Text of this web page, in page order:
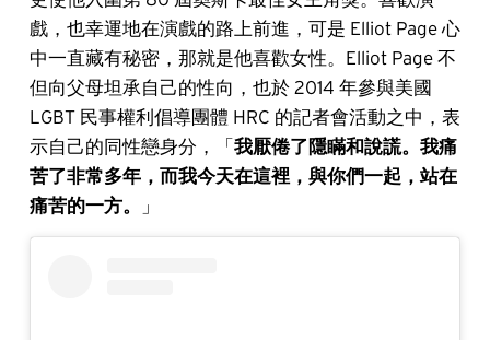
戲，也幸運地在演戲的路上前進，可是 Elliot Page 心
中一直藏有秘密，那就是他喜歡女性。Elliot Page 不
但向父母坦承自己的性向，也於 2014 年參與美國
LGBT 民事權利倡導團體 HRC 的記者會活動之中，表
示自己的同性戀身分，「我厭倦了隱瞞和說謊。我痛
苦了非常多年，而我今天在這裡，與你們一起，站在
痛苦的一方。
」